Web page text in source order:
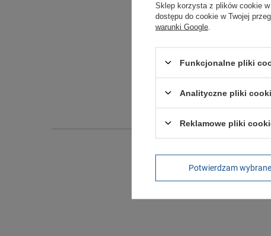
Sklep korzysta z plików cookie
dostępu do cookie w Twojej
warunki Google
Funkcjonalne pliki
Analityczne pliki
Reklamowe pliki
Potwierdzam wybrane